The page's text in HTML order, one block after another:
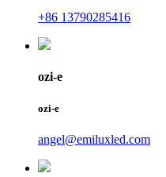
+86 13790285416
ozi-e
ozi-e
angel@emiluxled.com